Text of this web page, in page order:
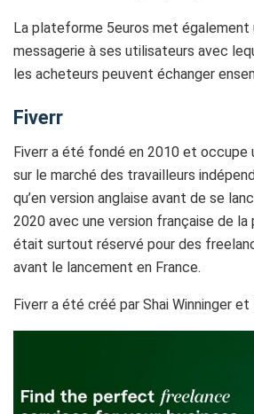
La plateforme 5euros met également
messagerie à ses utilisateurs avec
les acheteurs peuvent échanger
Fiverr
Fiverr a été fondé en 2010 et occupe
sur le marché des travailleurs
qu’en version anglaise avant de se
2020 avec une version française de
était surtout réservé pour des
avant le lancement en France.
Fiverr a été créé par Shai Winninger